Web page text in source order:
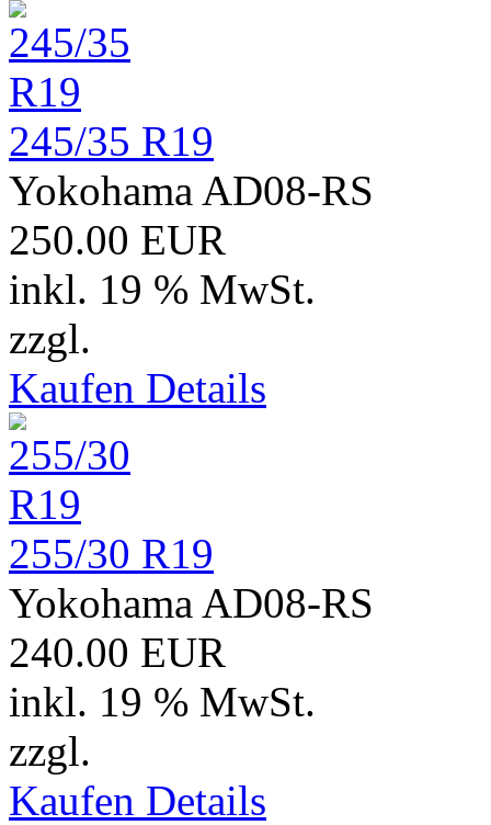
245/35 R19
Yokohama AD08-RS
250.00 EUR
inkl. 19 % MwSt.
zzgl.
Kaufen Details
255/30 R19
Yokohama AD08-RS
240.00 EUR
inkl. 19 % MwSt.
zzgl.
Kaufen Details